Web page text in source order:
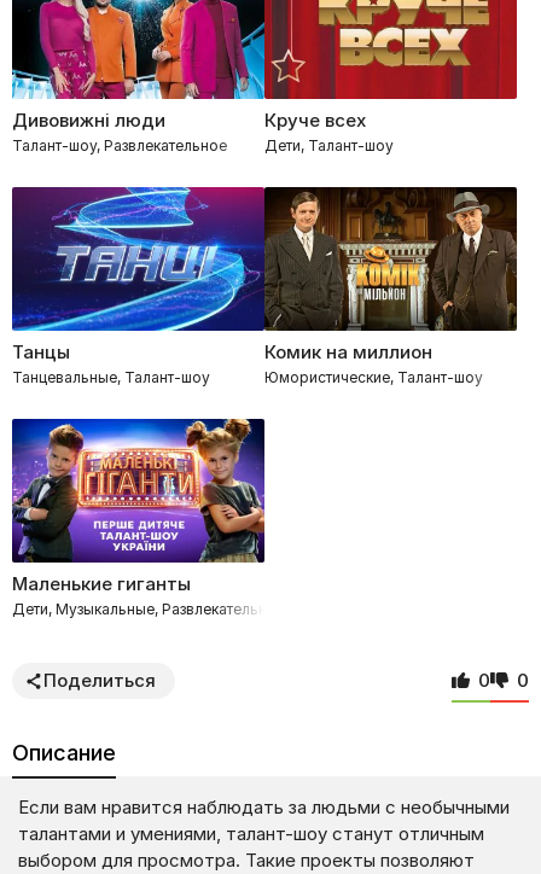
Дивовижні люди
Талант-шоу, Развлекательное
Круче всех
Дети, Талант-шоу
Танцы
Танцевальные, Талант-шоу
Комик на миллион
Юмористические, Талант-шоу
Маленькие гиганты
Дети, Музыкальные, Развлекательное, Талант-шоу, Танцевальные
Поделиться 0 0
Описание
Если вам нравится наблюдать за людьми с необычными
талантами и умениями, талант-шоу станут отличным
выбором для просмотра. Такие проекты позволяют